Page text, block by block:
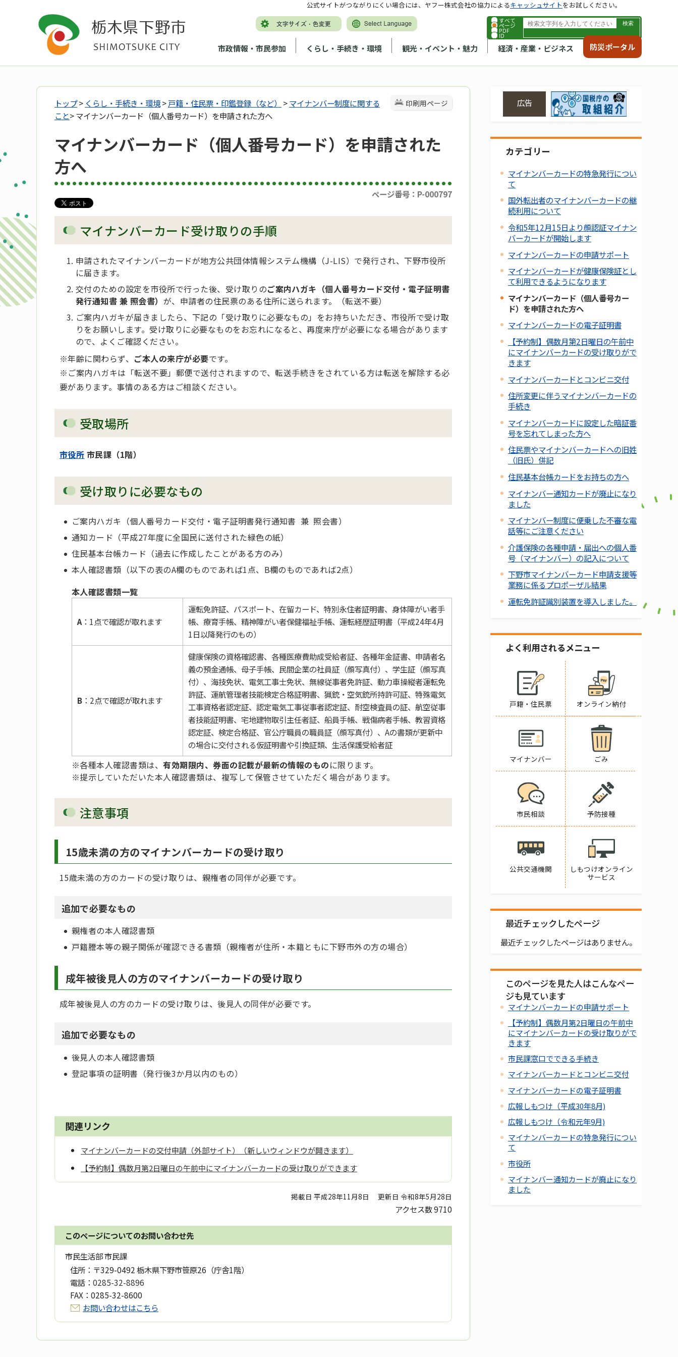
すべて
ページ
PDF
ID
市政情報・市民参加 くらし・手続き・環境 観光・イベント・魅力 経済・産業・ビジネス 防災ポータル
公式サイトがつながりにくい場合には、ヤフー株式会社の協力によるキャッシュサイトをお試しください。
印刷用ページ
トップ> くらし・手続き・環境>戸籍・住民票・印鑑登録（など） >マイナンバー制度に関する
こと> マイナンバーカード（個人番号カード）を申請された方へ
マイナンバーカード（個人番号カード）を申請された
方へ
ページ番号：P-000797
マイナンバーカード受け取りの手順
申請されたマイナンバーカードが地方公共団体情報システム機構（J-LIS）で発行され、下野市役所
に届きます。
交付のための設定を市役所で行った後、受け取りのご案内ハガキ（個人番号カード交付・電子証明書
発行通知書 兼 照会書） が、申請者の住民票のある住所に送られます。（転送不要）
ご案内ハガキが届きましたら、下記の「受け取りに必要なもの」をお持ちいただき、市役所で受け取
りをお願いします。受け取りに必要なものをお忘れになると、再度来庁が必要になる場合があります
ので、よくご確認ください。
※年齢に関わらず、 ご本人の来庁が必要です。
※ご案内ハガキは「転送不要」郵便で送付されますので、転送手続きをされている方は転送を解除する必
要があります。事情のある方はご相談ください。
受取場所
市役所 市民課（1階）
受け取りに必要なもの
ご案内ハガキ（個人番号カード交付・電子証明書発行通知書 兼 照会書）
通知カード（平成27年度に全国民に送付された緑色の紙）
住民基本台帳カード（過去に作成したことがある方のみ）
本人確認書類（以下の表のA欄のものであれば1点、B欄のものであれば2点）
本人確認書類一覧
A：1点で確認が取れます
運転免許証、パスポート、在留カード、特別永住者証明書、身体障がい者手
帳、療育手帳、精神障がい者保健福祉手帳、運転経歴証明書（平成24年4月
1日以降発行のもの）
B：2点で確認が取れます
健康保険の資格確認書、各種医療費助成受給者証、各種年金証書、申請者名
義の預金通帳、母子手帳、民間企業の社員証（顔写真付）、学生証（顔写真
付）、海技免状、電気工事士免状、無線従事者免許証、動力車操縦者運転免
許証、運航管理者技能検定合格証明書、猟銃・空気銃所持許可証、特殊電気
工事資格者認定証、認定電気工事従事者認定証、耐空検査員の証、航空従事
者技能証明書、宅地建物取引主任者証、船員手帳、戦傷病者手帳、教習資格
認定証、検定合格証、官公庁職員の職員証（顔写真付）、Aの書類が更新中
の場合に交付される仮証明書や引換証類、生活保護受給者証
※各種本人確認書類は、有効期限内、券面の記載が最新の情報のものに限ります。
※提示していただいた本人確認書類は、複写して保管させていただく場合があります。
注意事項
15歳未満の方のマイナンバーカードの受け取り
15歳未満の方のカードの受け取りは、親権者の同伴が必要です。
追加で必要なもの
親権者の本人確認書類
戸籍謄本等の親子関係が確認できる書類（親権者が住所・本籍ともに下野市外の方の場合）
成年被後見人の方のマイナンバーカードの受け取り
成年被後見人の方のカードの受け取りは、後見人の同伴が必要です。
追加で必要なもの
後見人の本人確認書類
登記事項の証明書（発行後3か月以内のもの）
関連リンク
マイナンバーカードの交付申請（外部サイト）（新しいウィンドウが開きます）
【予約制】偶数月第2日曜日の午前中にマイナンバーカードの受け取りができます
掲載日 平成28年11月8日 更新日 令和8年5月28日
アクセス数9710
このページについてのお問い合わせ先
市民生活部 市民課
住所： 〒329-0492 栃木県下野市笹原26（庁舎1階）
電話： 0285-32-8896
FAX： 0285-32-8600
お問い合わせはこちら
広告
カテゴリー
マイナンバーカードの特急発行につい
て
国外転出者のマイナンバーカードの継
続利用について
令和5年12月15日より顔認証マイナン
バーカードが開始します
マイナンバーカードの申請サポート
マイナンバーカードが健康保険証とし
て利用できるようになります
マイナンバーカード（個人番号カー
ド）を申請された方へ
マイナンバーカードの電子証明書
【予約制】偶数月第2日曜日の午前中
にマイナンバーカードの受け取りがで
きます
マイナンバーカードとコンビニ交付
住所変更に伴うマイナンバーカードの
手続き
マイナンバーカードに設定した暗証番
号を忘れてしまった方へ
住民票やマイナンバーカードへの旧姓
（旧氏）併記
住民基本台帳カードをお持ちの方へ
マイナンバー通知カードが廃止になり
ました
マイナンバー制度に便乗した不審な電
話等にご注意ください
介護保険の各種申請・届出への個人番
号（マイナンバー）の記入について
下野市マイナンバーカード申請支援等
業務に係るプロポーザル結果
運転免許証識別装置を導入しました。
よく利用されるメニュー
戸籍・住民票 オンライン納付
マイナンバー ごみ
市民相談 予防接種
公共交通機関
しもつけオンライン
サービス
最近チェックしたページ
最近チェックしたページはありません。
このページを見た人はこんなペー
ジも見ています
マイナンバーカードの申請サポート
【予約制】偶数月第2日曜日の午前中
にマイナンバーカードの受け取りがで
きます
市民課窓口でできる手続き
マイナンバーカードとコンビニ交付
マイナンバーカードの電子証明書
広報しもつけ（平成30年8月)
広報しもつけ（令和元年9月)
マイナンバーカードの特急発行につい
て
市役所
マイナンバー通知カードが廃止になり
ました